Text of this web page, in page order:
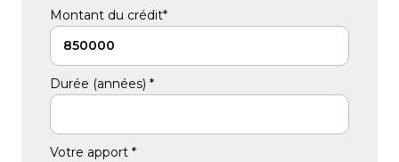
Montant du crédit*
Durée (années) *
Votre apport *